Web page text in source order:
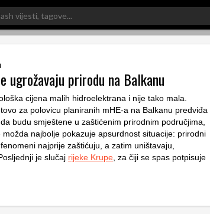
ugrožavaju prirodu na Balkanu
cijena malih hidroelektrana i nije tako mala.
za polovicu planiranih mHE-a na Balkanu predviđa
budu smještene u zaštićenim prirodnim područjima,
možda najbolje pokazuje apsurdnost situacije: prirodni
najprije zaštićuju, a zatim uništavaju,
Posljednji je slučaj rijeke Krupe , za čiji se spas potpisuje